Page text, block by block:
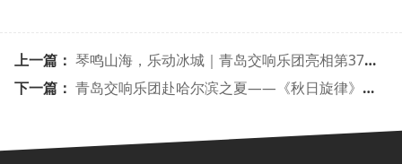
上一篇： 琴鸣山海，乐动冰城｜青岛交响乐团亮相第37届哈尔滨之夏音乐会
下一篇： 青岛交响乐团赴哈尔滨之夏——《秋日旋律》室内乐音乐会回顾